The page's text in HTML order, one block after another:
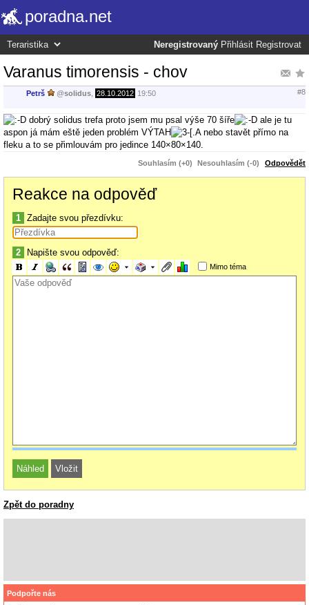
poradna.net
Neregistrovaný Přihlásit Registrovat
Varanus timorensis - chov
Petrš @solidus 28.10.2012 19:50 #8
dobrý solidus trefa proto jsem mu psal výše 70 šíře
ale je tu
aspon já mám eště jeden problém VÝTAH
.A nebo stavět přímo na
fleku a to se přimlouvám pro jedince 140×80×140.
Souhlasím (+0) Nesouhlasím (-0) Odpovědět
Reakce na odpověď
1 Zadajte svou přezdívku:
2 Napište svou odpověď:
Mimo téma
Zpět do poradny
Podpořte nás